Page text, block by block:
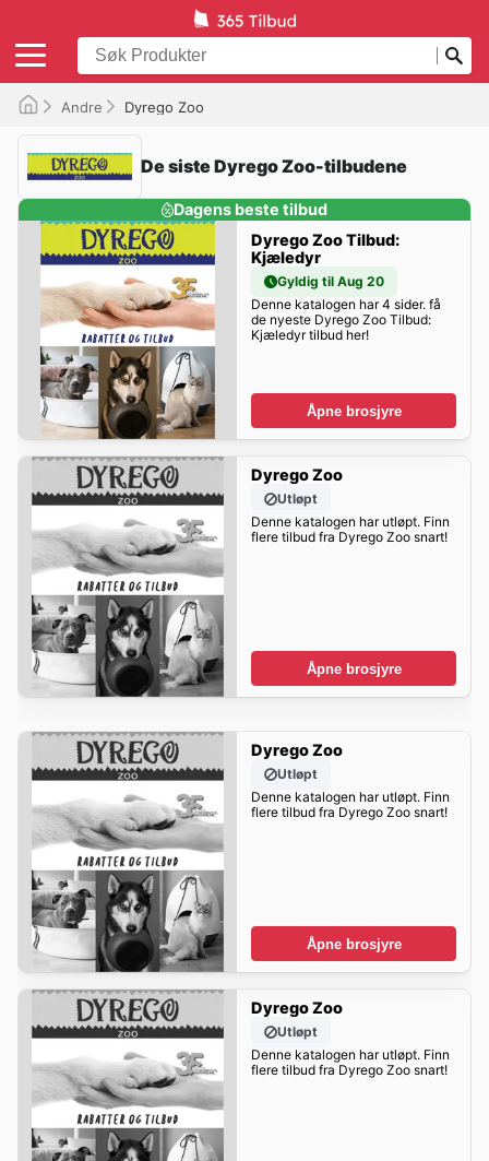
Andre Dyrego Zoo
De siste Dyrego Zoo-tilbudene
Dagens beste tilbud
Dyrego Zoo Tilbud:
Kjæledyr
Gyldig til Aug 20
Denne katalogen har 4 sider. få
de nyeste Dyrego Zoo Tilbud:
Kjæledyr tilbud her!
Åpne brosjyre
Dyrego Zoo
Utløpt
Denne katalogen har utløpt. Finn
flere tilbud fra Dyrego Zoo snart!
Åpne brosjyre
Dyrego Zoo
Utløpt
Denne katalogen har utløpt. Finn
flere tilbud fra Dyrego Zoo snart!
Åpne brosjyre
Dyrego Zoo
Utløpt
Denne katalogen har utløpt. Finn
flere tilbud fra Dyrego Zoo snart!